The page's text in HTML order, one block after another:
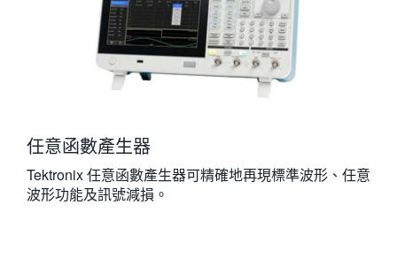
任意函數產生器
Tektronix 任意函數產生器可精確地再現標準波形、任意
波形功能及訊號減損。